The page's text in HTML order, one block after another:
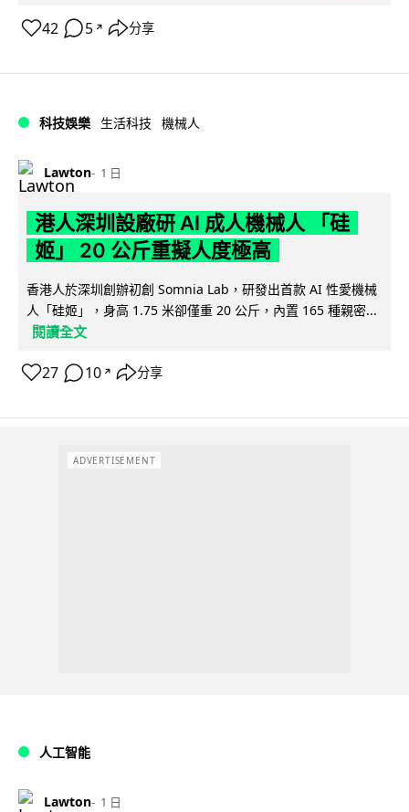
42 5 ↗ 分享
科技娛樂 生活科技 機械人
Lawton 1 日
港人深圳設廠研 AI 成人機械人 「硅
姬」 20 公斤重擬人度極高
香港人於深圳創辦初創 Somnia Lab，研發出首款 AI 性愛機械
人「硅姬」，身高 1.75 米卻僅重 20 公斤，內置 165 種親密...
閱讀全文
27 10 ↗ 分享
ADVERTISEMENT
人工智能
Lawton 1 日